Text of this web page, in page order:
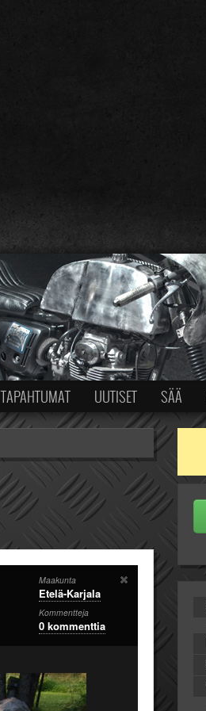
TAPAHTUMAT UUTISET SÄÄ
Maakunta
Etelä-Karjala
Kommentteja
0 kommenttia